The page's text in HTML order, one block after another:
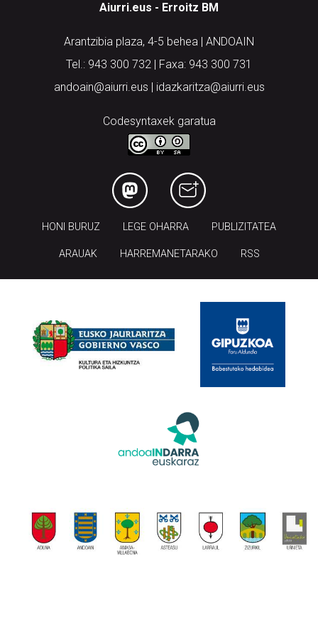
Aiurri.eus - Erroitz BM
Arantzibia plaza, 4-5 behea | ANDOAIN
Tel.: 943 300 732 | Faxa: 943 300 731
andoain@aiurri.eus | idazkaritza@aiurri.eus
Codesyntaxek garatua
HONI BURUZ LEGE OHARRA PUBLIZITATEA
ARAUAK HARREMANETARAKO RSS